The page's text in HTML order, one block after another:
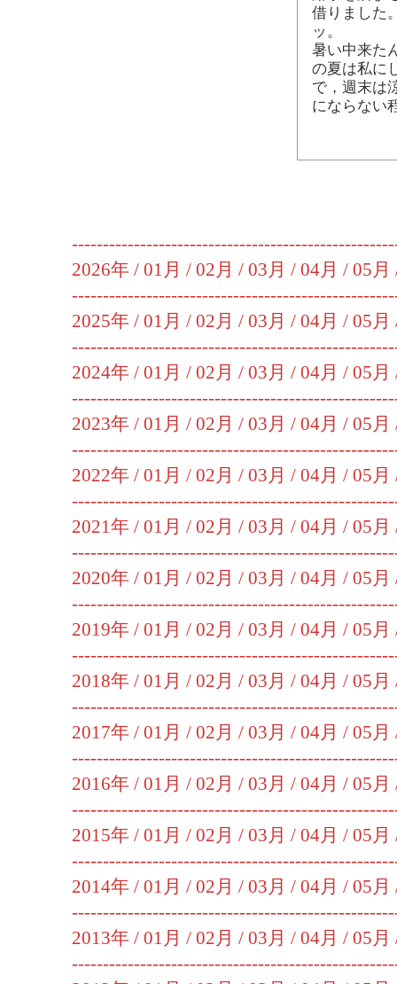
借りました
ッ。
暑い中来た
の夏は私に
で，週末は
にならない
2026年 / 01月 / 02月 / 03月 / 04月 / 05月
2025年 / 01月 / 02月 / 03月 / 04月 / 05月
2024年 / 01月 / 02月 / 03月 / 04月 / 05月
2023年 / 01月 / 02月 / 03月 / 04月 / 05月
2022年 / 01月 / 02月 / 03月 / 04月 / 05月
2021年 / 01月 / 02月 / 03月 / 04月 / 05月
2020年 / 01月 / 02月 / 03月 / 04月 / 05月
2019年 / 01月 / 02月 / 03月 / 04月 / 05月
2018年 / 01月 / 02月 / 03月 / 04月 / 05月
2017年 / 01月 / 02月 / 03月 / 04月 / 05月
2016年 / 01月 / 02月 / 03月 / 04月 / 05月
2015年 / 01月 / 02月 / 03月 / 04月 / 05月
2014年 / 01月 / 02月 / 03月 / 04月 / 05月
2013年 / 01月 / 02月 / 03月 / 04月 / 05月